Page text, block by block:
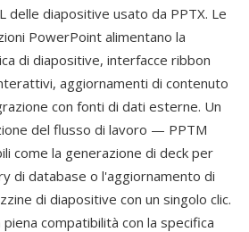
delle diapositive usato da PPTX. Le
PowerPoint alimentano la
di diapositive, interfacce ribbon
aggiornamenti di contenuto
con fonti di dati esterne. Un
del flusso di lavoro — PPTM
come la generazione di deck per
di database o l'aggiornamento di
di diapositive con un singolo clic.
compatibilità con la specifica